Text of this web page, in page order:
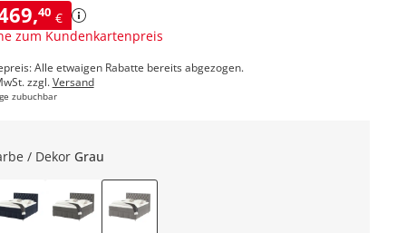
,40 €
zum Kundenkartenpreis
Alle etwaigen Rabatte bereits abgezogen.
zzgl.Versand
zubuchbar
/ Dekor Grau